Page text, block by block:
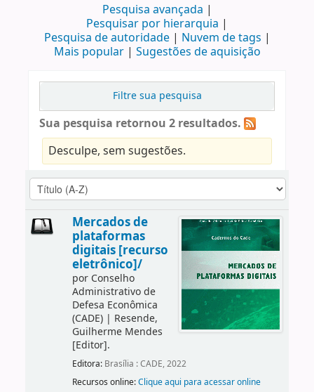
Pesquisa avançada
Pesquisar por hierarquia
Pesquisa de autoridade
Nuvem de tags
Mais popular
Sugestões de aquisição
Filtre sua pesquisa
Sua pesquisa retornou 2 resultados.
Desculpe, sem sugestões.
Mercados de
plataformas
digitais [recurso
eletrônico]/
por Conselho
Administrativo de
Defesa Econômica
(CADE)| Resende,
Guilherme Mendes
[Editor].
Editora: Brasília : CADE, 2022
Recursos online:Clique aqui para acessar online